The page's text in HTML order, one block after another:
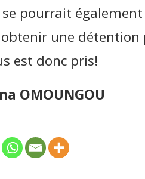
pourrait
une détention
est donc pris!
OMOUNGOU